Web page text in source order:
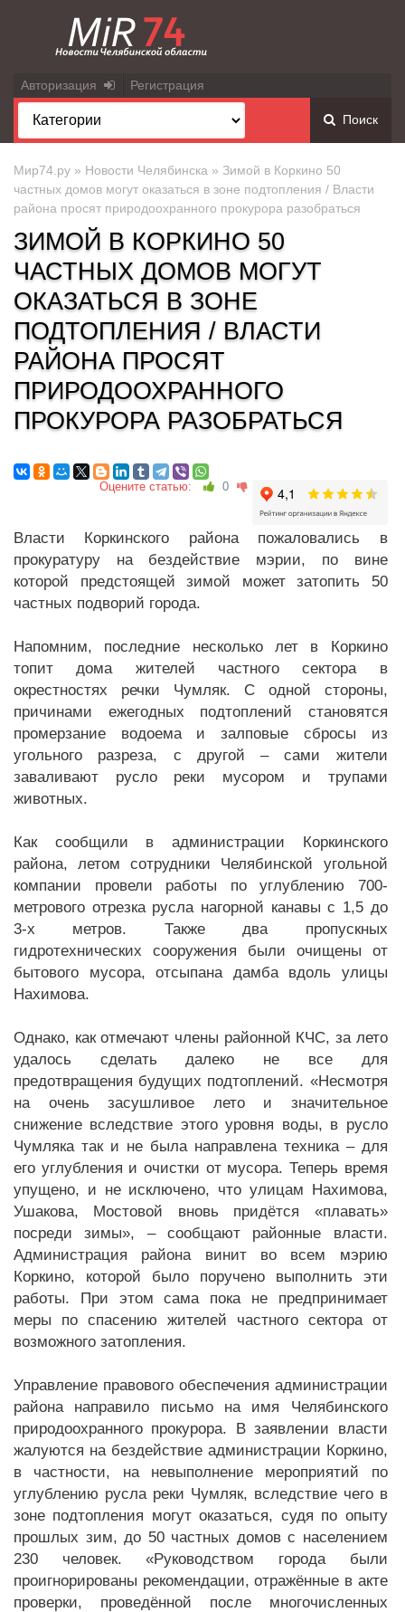
Авторизация Регистрация
Поиск
Мир74.ру » Новости Челябинска » Зимой в Коркино 50
частных домов могут оказаться в зоне подтопления / Власти
района просят природоохранного прокурора разобраться
ЗИМОЙ В КОРКИНО 50
ЧАСТНЫХ ДОМОВ МОГУТ
ОКАЗАТЬСЯ В ЗОНЕ
ПОДТОПЛЕНИЯ / ВЛАСТИ
РАЙОНА ПРОСЯТ
ПРИРОДООХРАННОГО
ПРОКУРОРА РАЗОБРАТЬСЯ
Оцените статью: 0
Власти Коркинского района пожаловались в
прокуратуру на бездействие мэрии, по вине
которой предстоящей зимой может затопить 50
частных подворий города.
Напомним, последние несколько лет в Коркино
топит дома жителей частного сектора в
окрестностях речки Чумляк. С одной стороны,
причинами ежегодных подтоплений становятся
промерзание водоема и залповые сбросы из
угольного разреза, с другой – сами жители
заваливают русло реки мусором и трупами
животных.
Как сообщили в администрации Коркинского
района, летом сотрудники Челябинской угольной
компании провели работы по углублению 700-
метрового отрезка русла нагорной канавы с 1,5 до
3-х метров. Также два пропускных
гидротехнических сооружения были очищены от
бытового мусора, отсыпана дамба вдоль улицы
Нахимова.
Однако, как отмечают члены районной КЧС, за лето
удалось сделать далеко не все для
предотвращения будущих подтоплений. «Несмотря
на очень засушливое лето и значительное
снижение вследствие этого уровня воды, в русло
Чумляка так и не была направлена техника – для
его углубления и очистки от мусора. Теперь время
упущено, и не исключено, что улицам Нахимова,
Ушакова, Мостовой вновь придётся «плавать»
посреди зимы», – сообщают районные власти.
Администрация района винит во всем мэрию
Коркино, которой было поручено выполнить эти
работы. При этом сама пока не предпринимает
меры по спасению жителей частного сектора от
возможного затопления.
Управление правового обеспечения администрации
района направило письмо на имя Челябинского
природоохранного прокурора. В заявлении власти
жалуются на бездействие администрации Коркино,
в частности, на невыполнение мероприятий по
углублению русла реки Чумляк, вследствие чего в
зоне подтопления могут оказаться, судя по опыту
прошлых зим, до 50 частных домов с населением
230 человек. «Руководством города были
проигнорированы рекомендации, отражённые в акте
проверки, проведённой после многочисленных